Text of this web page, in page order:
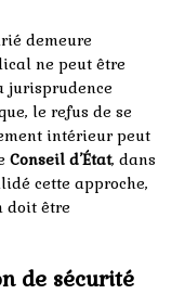
demeure
ne peut être
jurisprudence
le refus de se
intérieur peut
Conseil d’État, dans
cette approche,
doit être
de sécurité